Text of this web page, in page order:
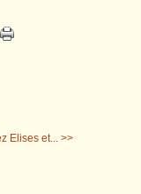
Elises et... >>